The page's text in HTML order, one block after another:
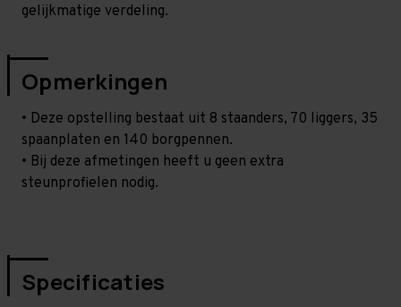
gelijkmatige verdeling.
Opmerkingen
• Deze opstelling bestaat uit 8 staanders, 70 liggers, 35
spaanplaten en 140 borgpennen.
• Bij deze afmetingen heeft u geen extra
steunprofielen nodig.
Specificaties